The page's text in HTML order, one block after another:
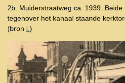
2b. Muiderstraatweg ca. 1939.
tegenover het kanaal staande
(bron i. )